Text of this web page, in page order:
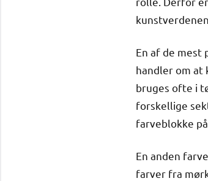
kunstverdenen.
En af de mest
handler om at
bruges ofte i
forskellige
farveblokke
En anden
farver fra